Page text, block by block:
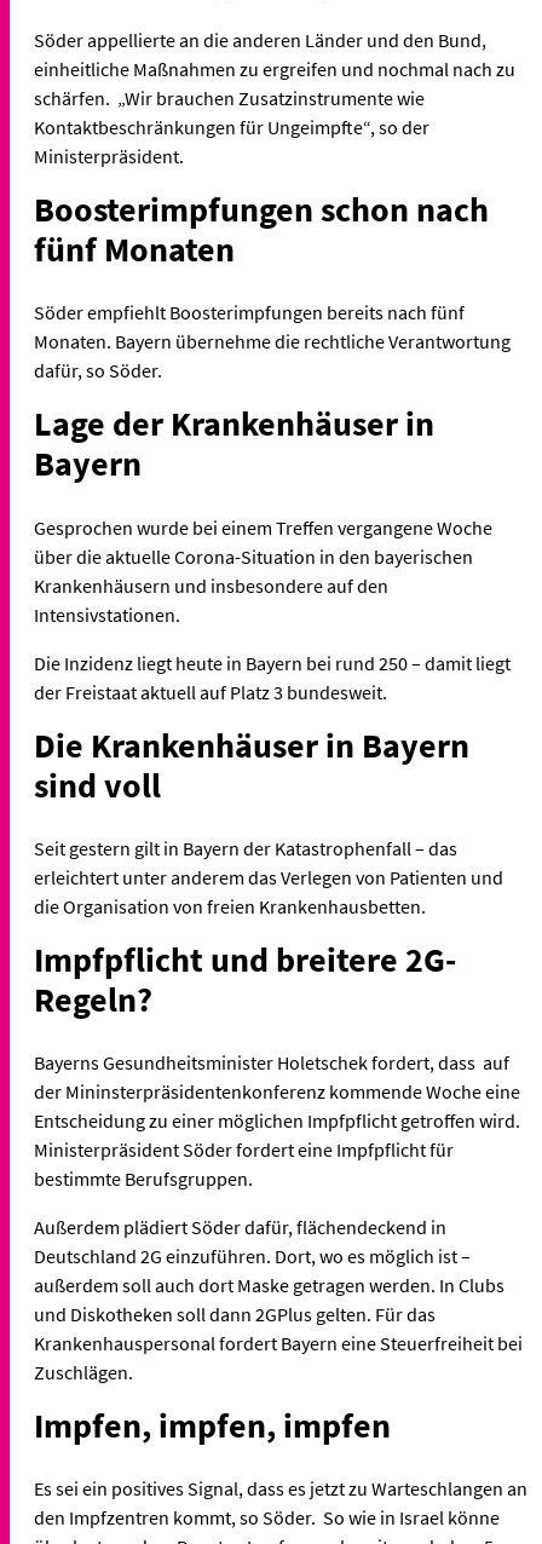
Söder appellierte an die anderen Länder und den Bund,
einheitliche Maßnahmen zu ergreifen und nochmal nach zu
schärfen. „Wir brauchen Zusatzinstrumente wie
Kontaktbeschränkungen für Ungeimpfte“, so der
Ministerpräsident.
Boosterimpfungen schon nach
fünf Monaten
Söder empfiehlt Boosterimpfungen bereits nach fünf
Monaten. Bayern übernehme die rechtliche Verantwortung
dafür, so Söder.
Lage der Krankenhäuser in
Bayern
Gesprochen wurde bei einem Treffen vergangene Woche
über die aktuelle Corona-Situation in den bayerischen
Krankenhäusern und insbesondere auf den
Intensivstationen.
Die Inzidenz liegt heute in Bayern bei rund 250 – damit liegt
der Freistaat aktuell auf Platz 3 bundesweit.
Die Krankenhäuser in Bayern
sind voll
Seit gestern gilt in Bayern der Katastrophenfall – das
erleichtert unter anderem das Verlegen von Patienten und
die Organisation von freien Krankenhausbetten.
Impfpflicht und breitere 2G-
Regeln?
Bayerns Gesundheitsminister Holetschek fordert, dass auf
der Mininsterpräsidentenkonferenz kommende Woche eine
Entscheidung zu einer möglichen Impfpflicht getroffen wird.
Ministerpräsident Söder fordert eine Impfpflicht für
bestimmte Berufsgruppen.
Außerdem plädiert Söder dafür, flächendeckend in
Deutschland 2G einzuführen. Dort, wo es möglich ist –
außerdem soll auch dort Maske getragen werden. In Clubs
und Diskotheken soll dann 2GPlus gelten. Für das
Krankenhauspersonal fordert Bayern eine Steuerfreiheit bei
Zuschlägen.
Impfen, impfen, impfen
Es sei ein positives Signal, dass es jetzt zu Warteschlangen an
den Impfzentren kommt, so Söder. So wie in Israel könne